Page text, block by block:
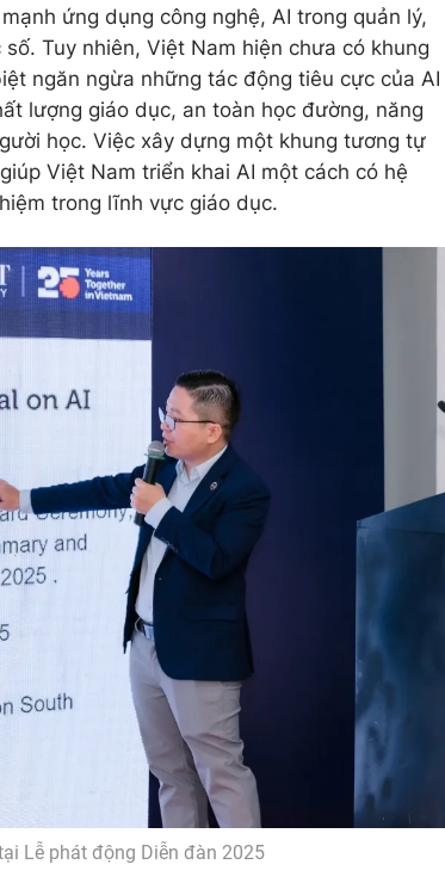
ứng dụng công nghệ, AI trong quản lý,
Tuy nhiên, Việt Nam hiện chưa có khung
ngăn ngừa những tác động tiêu cực của AI
lượng giáo dục, an toàn học đường, năng
học. Việc xây dựng một khung tương tự
Việt Nam triển khai AI một cách có hệ
trong lĩnh vực giáo dục.
Lễ phát động Diễn đàn 2025